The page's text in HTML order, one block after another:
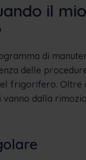
il
di
delle
frigorifero. Oltre
dalla